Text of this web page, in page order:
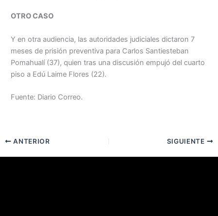
OTRO CASO
Y en otra audiencia, las autoridades judiciales dictaron 7
meses de prisión preventiva para Carlos Santiesteban
Pomahualí (37), quien tras una discusión empujó del cuarto
piso a Edú Laime Flores (22).
Fuente: Diario Correo.
ANTERIOR SIGUIENTE